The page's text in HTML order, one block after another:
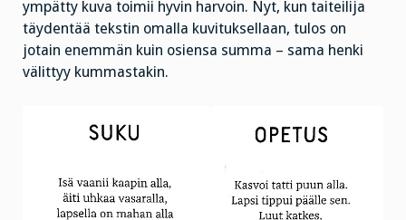
ympätty kuva toimii hyvin harvoin. Nyt, kun taiteilija
täydentää tekstin omalla kuvituksellaan, tulos on
jotain enemmän kuin osiensa summa – sama henki
välittyy kummastakin.